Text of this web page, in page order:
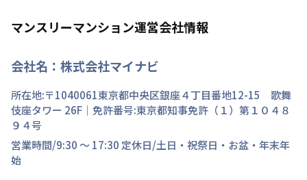
マンスリーマンション運営会社情報
会社名： 株式会社マイナビ
所在地:〒1040061東京都中央区銀座４丁目番地12-15 歌舞
伎座タワー 26F ｜免許番号:東京都知事免許（１）第１０４８
９４号
営業時間/9:30 ～ 17:30 定休日/土日・祝祭日・お盆・年末年
始